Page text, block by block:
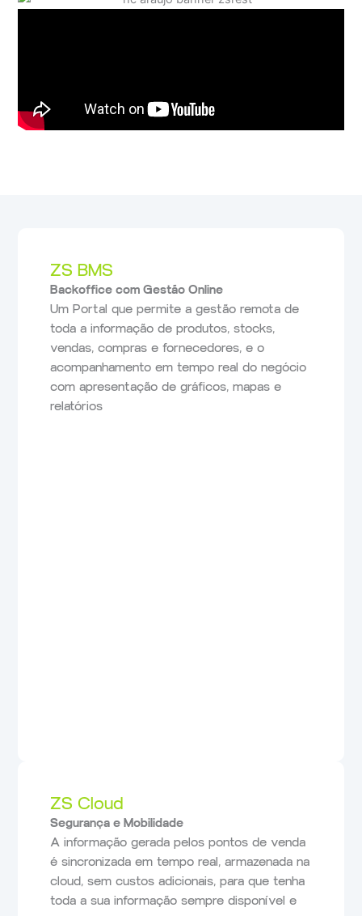
ZS BMS
Backoffice com Gestão Online
Um Portal que permite a gestão remota de
toda a informação de produtos, stocks,
vendas, compras e fornecedores, e o
acompanhamento em tempo real do negócio
com apresentação de gráficos, mapas e
relatórios
ZS Cloud
Segurança e Mobilidade
A informação gerada pelos pontos de venda
é sincronizada em tempo real, armazenada na
cloud, sem custos adicionais, para que tenha
toda a sua informação sempre disponível e